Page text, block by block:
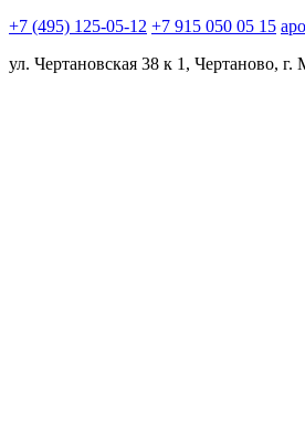
+7 (495) 125-05-12 +7 915 050 05 15
ул. Чертановская 38 к 1, Чертаново, г.